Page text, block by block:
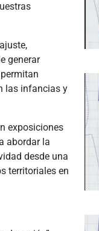
generar
las infancias y
exposiciones
abordar la
desde una
territoriales en